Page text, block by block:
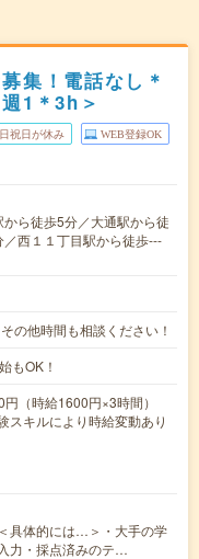
集！電話なし＊
1＊3h＞
祝日が休み WEB登録OK
ら徒歩5分／大通駅から徒
西１１丁目駅から徒歩---
の他時間も相談ください！
もOK！
（時給1600円×3時間）
キルにより時給変動あり
具体的には…＞・大手の学
力・採点済みのテ…